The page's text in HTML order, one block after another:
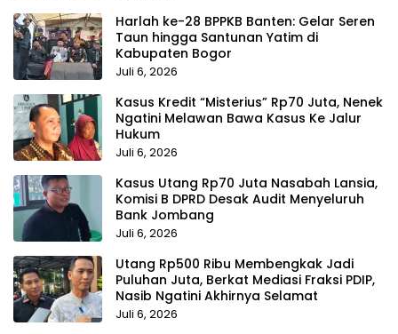
Harlah ke-28 BPPKB Banten: Gelar Seren
Taun hingga Santunan Yatim di
Kabupaten Bogor
Juli 6, 2026
Kasus Kredit “Misterius” Rp70 Juta, Nenek
Ngatini Melawan Bawa Kasus Ke Jalur
Hukum
Juli 6, 2026
Kasus Utang Rp70 Juta Nasabah Lansia,
Komisi B DPRD Desak Audit Menyeluruh
Bank Jombang
Juli 6, 2026
Utang Rp500 Ribu Membengkak Jadi
Puluhan Juta, Berkat Mediasi Fraksi PDIP,
Nasib Ngatini Akhirnya Selamat
Juli 6, 2026